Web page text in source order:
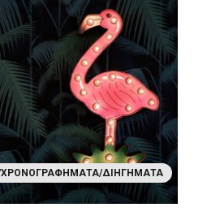
ΧΡΟΝΟΓΡΑΦΉΜΑΤΑ/ΔΙΗΓΉΜΑΤΑ